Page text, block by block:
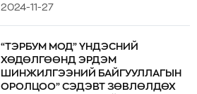
2024-11-27
“ТЭРБУМ МОД” ҮНДЭСНИЙ
ХӨДӨЛГӨӨНД ЭРДЭМ
ШИНЖИЛГЭЭНИЙ БАЙГУУЛЛАГЫН
ОРОЛЦОО” СЭДЭВТ ЗӨВЛӨЛДӨХ